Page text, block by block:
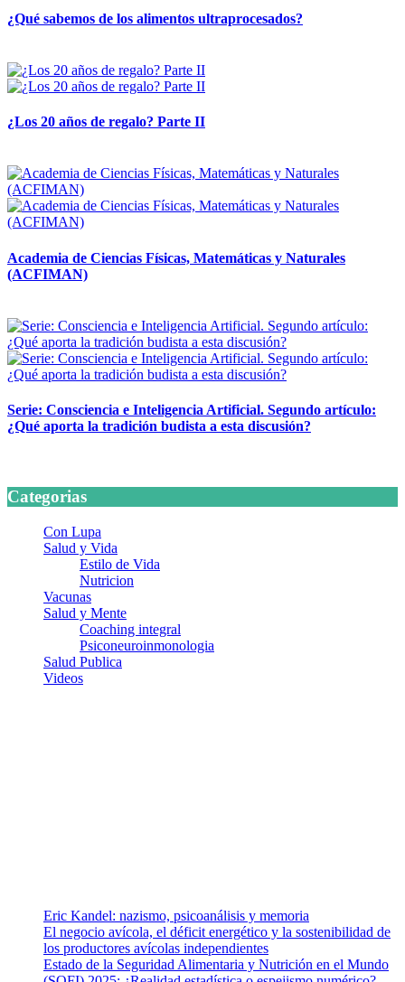
¿Qué sabemos de los alimentos ultraprocesados?
¿Los 20 años de regalo? Parte II
Academia de Ciencias Físicas, Matemáticas y Naturales
(ACFIMAN)
Serie: Consciencia e Inteligencia Artificial. Segundo artículo:
¿Qué aporta la tradición budista a esta discusión?
Categorias
Con Lupa
Salud y Vida
Estilo de Vida
Nutricion
Vacunas
Salud y Mente
Coaching integral
Psiconeuroinmonologia
Salud Publica
Videos
Eric Kandel: nazismo, psicoanálisis y memoria
El negocio avícola, el déficit energético y la sostenibilidad de
los productores avícolas independientes
Estado de la Seguridad Alimentaria y Nutrición en el Mundo